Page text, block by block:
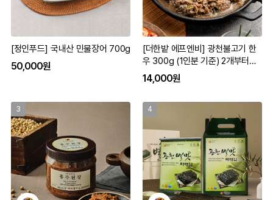
[정인푸드] 국내산 민물장어 700g
50,000원
[더한밭 에프엔비] 광천불고기 한
우 300g (1인분 기준) 2개부터구
입가능
14,000원
3 4